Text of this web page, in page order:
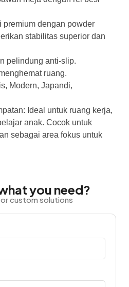
premium dengan powder
stabilitas superior dan
pelindung anti-slip.
ruang.
Modern, Japandi,
Ideal untuk ruang kerja,
anak. Cocok untuk
sebagai area fokus untuk
you need?
custom solutions